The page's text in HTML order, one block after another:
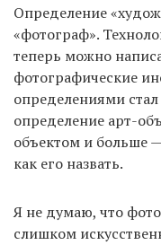
Определение
«фотограф».
теперь можно
фотографические
определениями
определение арт-
объектом и больше
как его назвать.
Я не думаю, что
слишком